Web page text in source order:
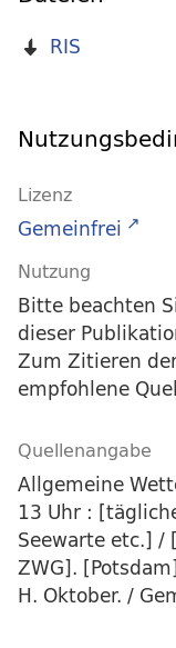
RIS
Lizenz
Gemeinfrei
Nutzung
Bitte beachten
dieser
Zum Zitieren
empfohlene
Quellenangabe
Allgemeine
13 Uhr :
Seewarte etc.]
ZWG].
H. Oktober. /